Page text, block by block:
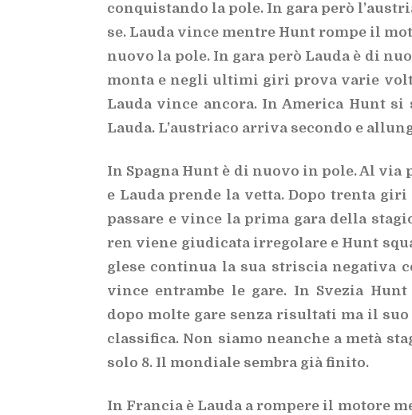
con­qui­stan­do la pole. In gara però
se. Lau­da vin­ce men­tre Hunt rom­pe il
nuo­vo la pole. In gara però Lau­da è di
mon­ta e ne­gli ul­ti­mi giri pro­va va­rie
Lau­da vin­ce an­co­ra. In Ame­ri­ca Hunt
Lau­da. L’au­stria­co ar­ri­va se­con­do e
In Spa­gna Hunt è di nuo­vo in pole. Al via
e Lau­da pren­de la vet­ta. Dopo tren­ta
pas­sa­re e vin­ce la pri­ma gara del­la
ren vie­ne giu­di­ca­ta ir­re­go­la­re e Hunt
gle­se con­ti­nua la sua stri­scia ne­ga­ti­va
vin­ce en­tram­be le gare. In Sve­zia
dopo mol­te gare sen­za ri­sul­ta­ti ma il
clas­si­fi­ca. Non sia­mo nean­che a metà
solo 8. Il mon­dia­le sem­bra già fi­ni­to.
In Fran­cia è Lau­da a rom­pe­re il mo­to­re